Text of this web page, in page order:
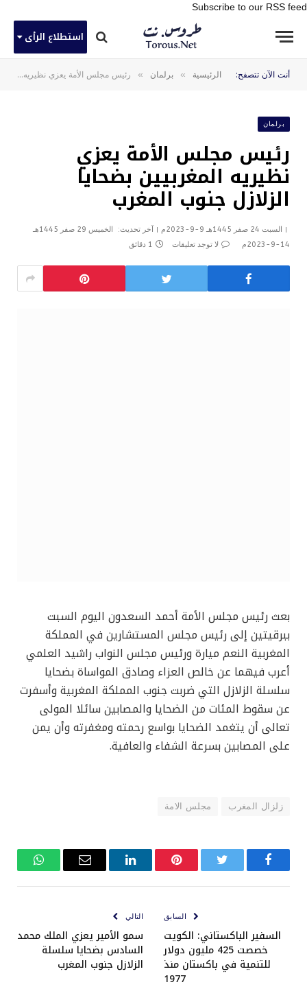
Subscribe to our RSS feed
استطلاع الرأى
أنت الآن تتصفح: الرئيسية » برلمان » رئيس مجلس الأمة يعزي نظيريه المغربيين بضحايا الزلازل جنوب المغرب
برلمان
رئيس مجلس الأمة يعزي
نظيريه المغربيين بضحايا
الزلازل جنوب المغرب
السبت 24 صفر 1445هـ 9-9-2023م آخر تحديث:
الخميس 29 صفر 1445هـ
14-9-2023م
لا توجد تعليقات 1 دقائق
بعث رئيس مجلس الأمة أحمد السعدون اليوم السبت
ببرقيتين إلى رئيس مجلس المستشارين في المملكة
المغربية النعم ميارة ورئيس مجلس النواب راشيد العلمي
أعرب فيهما عن خالص العزاء وصادق المواساة بضحايا
سلسلة الزلازل التي ضربت جنوب المملكة المغربية وأسفرت
عن سقوط المئات من الضحايا والمصابين سائلا المولى
تعالى أن يتغمد الضحايا بواسع رحمته ومغفرته وأن يمن
على المصابين بسرعة الشفاء والعافية.
زلزال المغرب مجلس الامة
فيسبوك تويتر بينتيريستلينكدإن
البريد
واتساب
السابق
السفير الباكستاني: الكويت
خصصت 425 مليون دولار
للتنمية في باكستان منذ
1977
التالي
سمو الأمير يعزي الملك محمد
السادس بضحايا سلسلة
الزلازل جنوب المغرب